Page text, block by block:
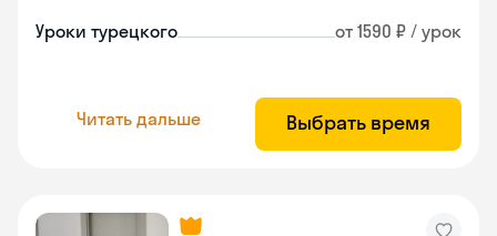
Уроки турецкого от 1590 ₽ / урок
Читать дальше Выбрать время